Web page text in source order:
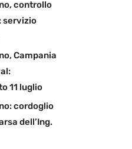
controllo
servizio
Campania
11 luglio
cordoglio
dell’Ing.